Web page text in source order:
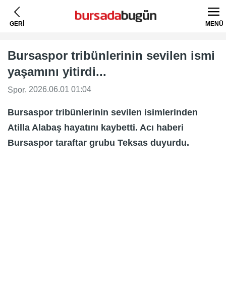
GERİ MENÜ
Bursaspor tribünlerinin sevilen ismi
yaşamını yitirdi...
Spor, 2026.06.01 01:04
Bursaspor tribünlerinin sevilen isimlerinden
Atilla Alabaş hayatını kaybetti. Acı haberi
Bursaspor taraftar grubu Teksas duyurdu.